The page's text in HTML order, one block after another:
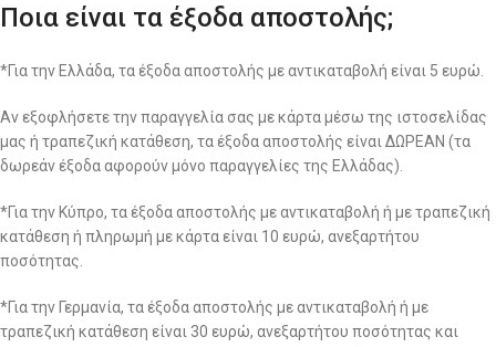
Ποια είναι τα έξοδα αποστολής;
*Για την Ελλάδα, τα έξοδα αποστολής με αντικαταβολή είναι 5 ευρώ.
Αν εξοφλήσετε την παραγγελία σας με κάρτα μέσω της ιστοσελίδας
μας ή τραπεζική κατάθεση, τα έξοδα αποστολής είναι ΔΩΡΕΑΝ (τα
δωρεάν έξοδα αφορούν μόνο παραγγελίες της Ελλάδας).
*Για την Κύπρο, τα έξοδα αποστολής με αντικαταβολή ή με τραπεζική
κατάθεση ή πληρωμή με κάρτα είναι 10 ευρώ, ανεξαρτήτου
ποσότητας.
*Για την Γερμανία, τα έξοδα αποστολής με αντικαταβολή ή με
τραπεζική κατάθεση είναι 30 ευρώ, ανεξαρτήτου ποσότητας και